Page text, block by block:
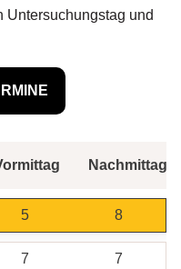
Untersuchungstag und
Nachmittag
5 8
7 7